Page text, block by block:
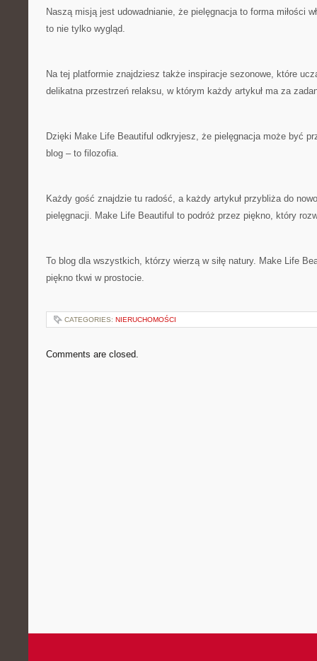
Naszą misją jest udowadnianie, że pielęgnacja to forma miłości
to nie tylko wygląd.
Na tej platformie znajdziesz także inspiracje sezonowe, które
delikatna przestrzeń relaksu, w którym każdy artykuł ma za
Dzięki Make Life Beautiful odkryjesz, że pielęgnacja może być
blog – to filozofia.
Każdy gość znajdzie tu radość, a każdy artykuł przybliża do
pielęgnacji. Make Life Beautiful to podróż przez piękno, który
To blog dla wszystkich, którzy wierzą w siłę natury. Make Life
piękno tkwi w prostocie.
CATEGORIES: NIERUCHOMOŚCI
Comments are closed.